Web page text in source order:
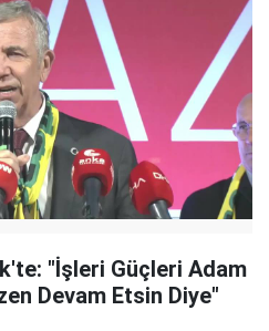
"İşleri Güçleri Adam
Devam Etsin Diye"